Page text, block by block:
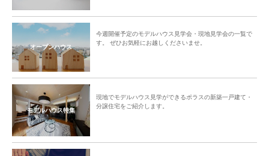
オープンハウス
今週開催予定のモデルハウス見学会・現地見学会の一覧で
す。 ぜひお気軽にお越しくださいませ。
モデルハウス特集
現地でモデルハウス見学ができるポラスの新築一戸建て・
分譲住宅をご紹介します。